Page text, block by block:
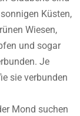
Küsten,
Wiesen,
und sogar
Je
sie verbunden
Mond suchen